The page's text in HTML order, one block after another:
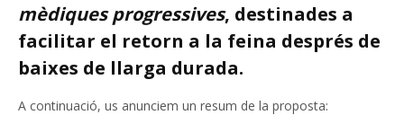
mèdiques progressives, destinades a
facilitar el retorn a la feina després de
baixes de llarga durada.
A continuació, us anunciem un resum de la proposta: